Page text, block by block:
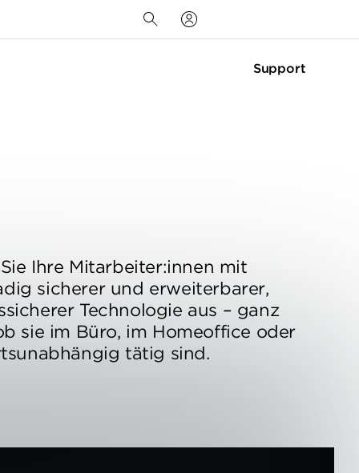
Support
Ihre Mitarbeiter:innen mit
sicherer und erweiterbarer,
Technologie aus – ganz
sie im Büro, im Homeoffice oder
tätig sind.